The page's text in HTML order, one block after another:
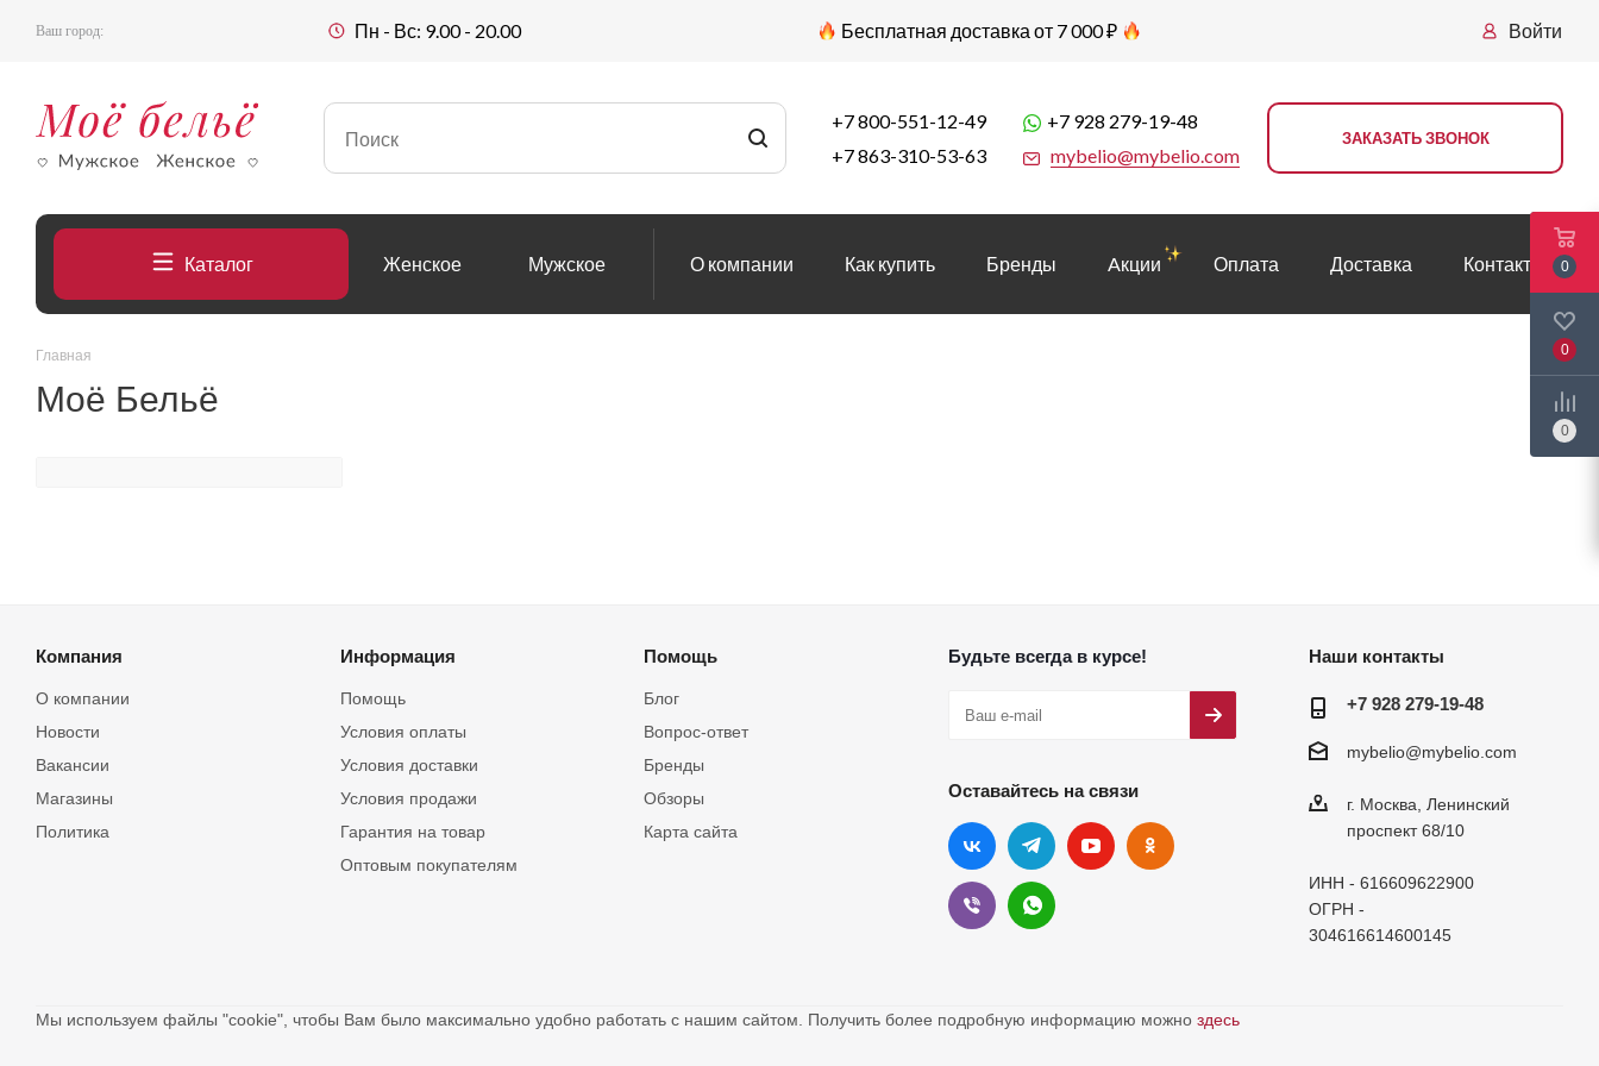
Ваш город: Пн - Вс: 9.00 - 20.00 Бесплатная доставка от 7 000 ₽ Войти
+7 800-551-12-49
+7 863-310-53-63
+7 928 279-19-48
mybelio@mybelio.com
ЗАКАЗАТЬ ЗВОНОК
Каталог Женское Мужское О компании Как купить Бренды Aкции Оплата Доставка Контакты
Главная
Моё Бельё
Компания
О компании
Новости
Вакансии
Магазины
Политика
Информация
Помощь
Условия оплаты
Условия доставки
Условия продажи
Гарантия на товар
Оптовым покупателям
Помощь
Блог
Вопрос-ответ
Бренды
Обзоры
Карта сайта
Будьте всегда в курсе!
Оставайтесь на связи
Наши контакты
+7 928 279-19-48
mybelio@mybelio.com
г. Москва, Ленинский
проспект 68/10
ИНН - 616609622900
ОГРН -
304616614600145
Мы используем файлы "cookie", чтобы Вам было максимально удобно работать с нашим сайтом. Получить более подробную информацию можно здесь
0
0
0